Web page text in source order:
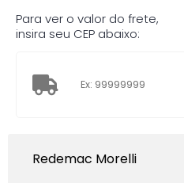
Para ver o valor do frete,
insira seu CEP abaixo:
Redemac Morelli